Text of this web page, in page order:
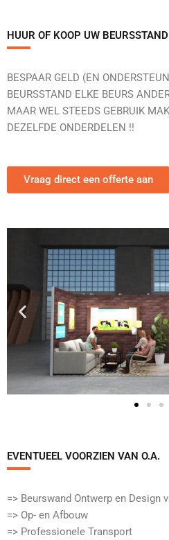
HUUR OF KOOP UW BEURSSTAND
BESPAAR GELD (EN
BEURSSTAND ELKE BEURS
MAAR WEL STEEDS GEBRUIK
DEZELFDE ONDERDELEN !!
Vraag direct een offerte aan
EVENTUEEL VOORZIEN VAN O.A.​
=> Beurswand Ontwerp en Design
=> Op- en Afbouw
=> Professionele Transport